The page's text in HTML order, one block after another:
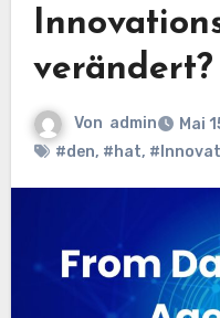
verändert?
Von admin
Mai
#den, #hat,